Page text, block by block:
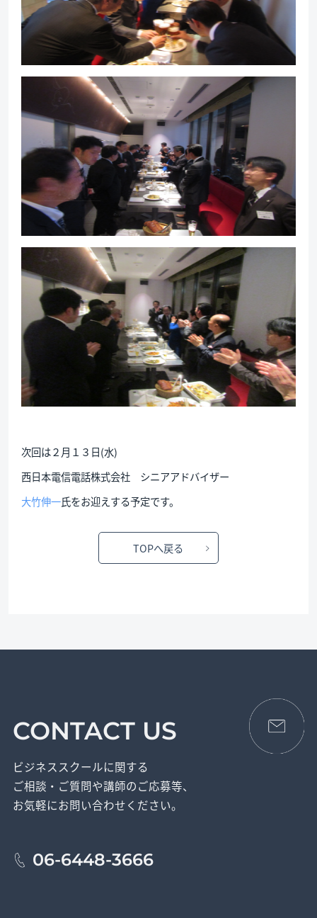
次回は２月１３日(水)
西日本電信電話株式会社 シニアアドバイザー
大竹伸一氏をお迎えする予定です。
TOPへ戻る
CONTACT US
ビジネススクールに関する
ご相談・ご質問や講師のご応募等、
お気軽にお問い合わせください。
06-6448-3666